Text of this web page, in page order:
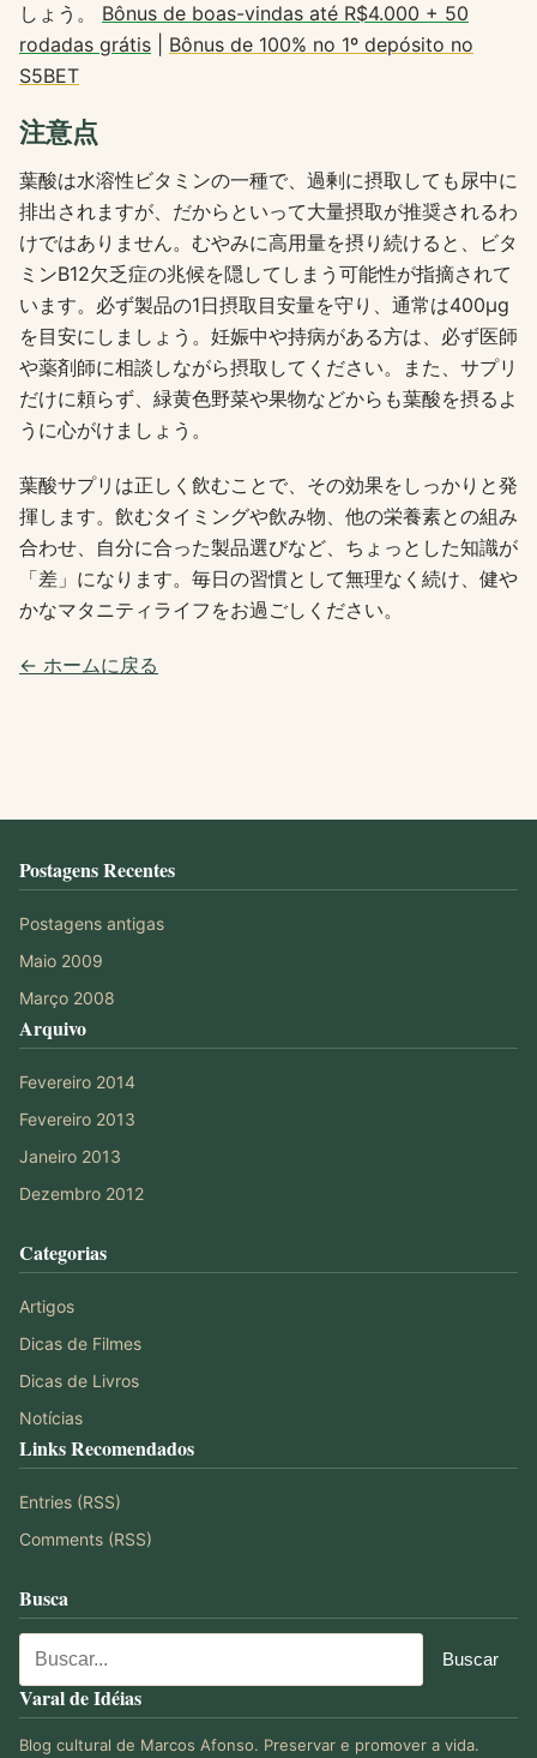
しょう。 Bônus de boas-vindas até R$4.000 + 50
rodadas grátis
Bônus de 100% no 1º depósito no
S5BET
注意点
葉酸は水溶性ビタミンの一種で、過剰に摂取しても尿中に
排出されますが、だからといって大量摂取が推奨されるわ
けではありません。むやみに高用量を摂り続けると、ビタ
ミンB12欠乏症の兆候を隠してしまう可能性が指摘されて
います。必ず製品の1日摂取目安量を守り、通常は400μg
を目安にしましょう。妊娠中や持病がある方は、必ず医師
や薬剤師に相談しながら摂取してください。また、サプリ
だけに頼らず、緑黄色野菜や果物などからも葉酸を摂るよ
うに心がけましょう。
葉酸サプリは正しく飲むことで、その効果をしっかりと発
揮します。飲むタイミングや飲み物、他の栄養素との組み
合わせ、自分に合った製品選びなど、ちょっとした知識が
「差」になります。毎日の習慣として無理なく続け、健や
かなマタニティライフをお過ごしください。
← ホームに戻る
Postagens Recentes
Postagens antigas
Maio 2009
Março 2008
Arquivo
Fevereiro 2014
Fevereiro 2013
Janeiro 2013
Dezembro 2012
Categorias
Artigos
Dicas de Filmes
Dicas de Livros
Notícias
Links Recomendados
Entries (RSS)
Comments (RSS)
Busca
Varal de Idéias
Blog cultural de Marcos Afonso. Preservar e promover a vida.